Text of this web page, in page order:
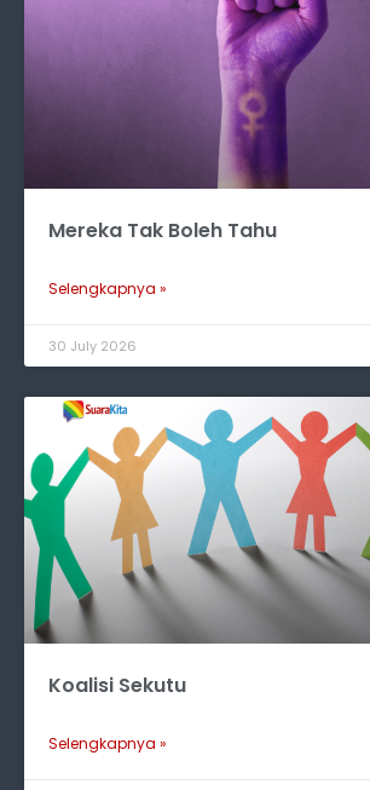
Mereka Tak Boleh Tahu
Selengkapnya »
30 July 2026
Koalisi Sekutu
Selengkapnya »